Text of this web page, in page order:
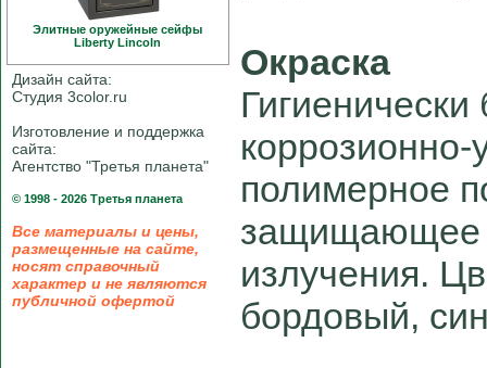
Элитные оружейные сейфы
Liberty Linсoln
Дизайн сайта:
Студия 3color.ru
Изготовление и поддержка
сайта:
Агентство "Третья планета"
© 1998 - 2026 Третья планета
Все материалы и цены,
размещенные на сайте,
носят справочный
характер и не являются
публичной офертой
Окраска
коррозионно-
полимерное
защищающее
излучения.
бордовый,